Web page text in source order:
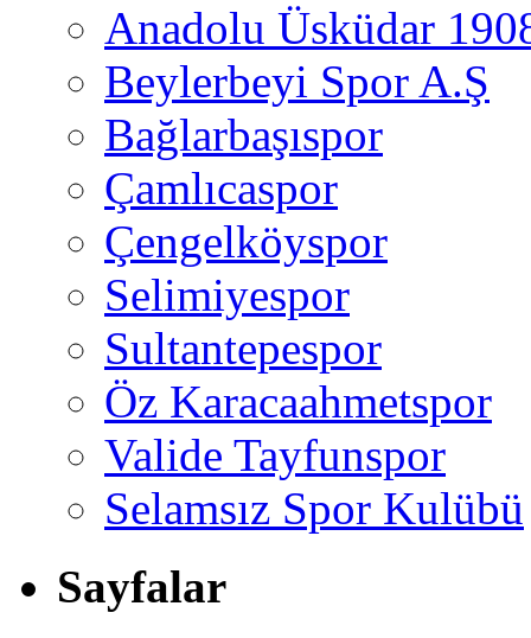
Anadolu Üsküdar
Beylerbeyi Spor A.Ş
Bağlarbaşıspor
Çamlıcaspor
Çengelköyspor
Selimiyespor
Sultantepespor
Öz Karacaahmetspor
Valide Tayfunspor
Selamsız Spor Kulübü
Sayfalar